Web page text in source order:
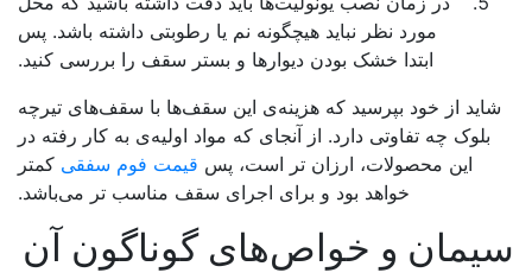
مورد نظر نباید هیچگونه نم یا رطوبتی داشته باشد. پس
ابتدا خشک بودن دیوارها و بستر سقف را بررسی کنید.
از خود بپرسید که هزینه‌ی این سقف‌ها با سقف‌های تیرچه
بلوک چه تفاوتی دارد. از آنجای که مواد اولیه‌ی به کار رفته در
این محصولات، ارزان تر است، پس قیمت فوم سفقیکمتر
خواهد بود و برای اجرای سقف مناسب تر می‌باشد.
و خواص‌های گوناگون آن